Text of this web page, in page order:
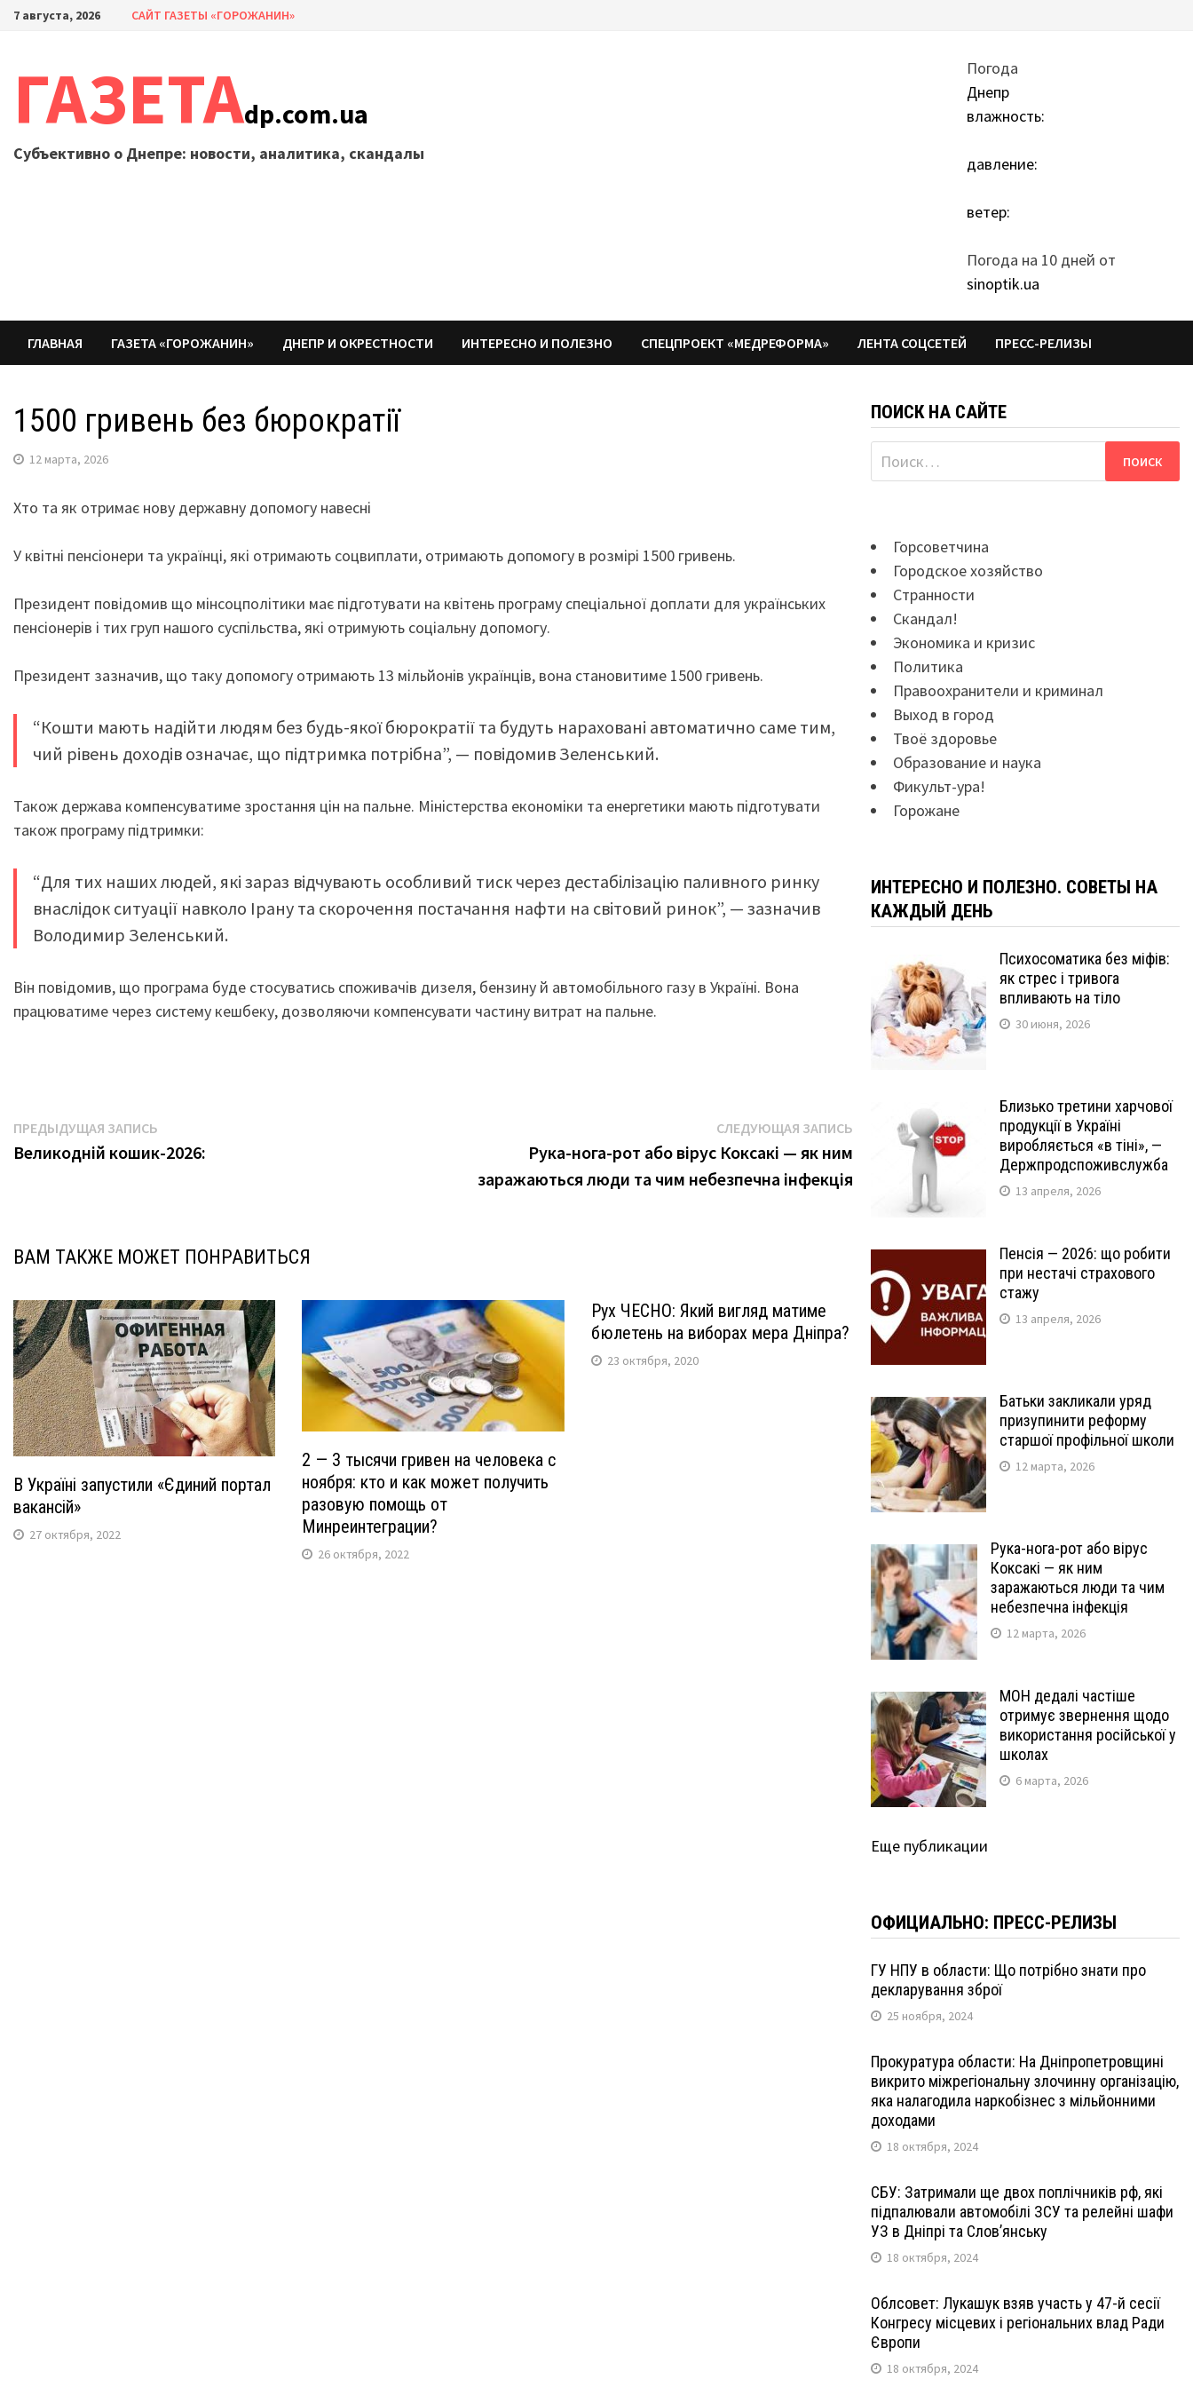
Перейти
7 августа, 2026 САЙТ ГАЗЕТЫ «ГОРОЖАНИН»
ГАЗЕТАdp.com.ua
Субъективно о Днепре: новости, аналитика, скандалы
Погода
Днепр
влажность:
давление:
ветер:
Погода на 10 дней от
sinoptik.ua
ГЛАВНАЯ ГАЗЕТА «ГОРОЖАНИН» ДНЕПР И ОКРЕСТНОСТИ ИНТЕРЕСНО И ПОЛЕЗНО СПЕЦПРОЕКТ «МЕДРЕФОРМА» ЛЕНТА СОЦСЕТЕЙ ПРЕСС-РЕЛИЗЫ
1500 гривень без бюрократії
12 марта, 2026
Хто та як отримає нову державну допомогу навесні
У квітні пенсіонери та українці, які отримають соцвиплати, отримають допомогу в розмірі 1500 гривень.
Президент повідомив що мінсоцполітики має підготувати на квітень програму спеціальної доплати для українських
пенсіонерів і тих груп нашого суспільства, які отримують соціальну допомогу.
Президент зазначив, що таку допомогу отримають 13 мільйонів українців, вона становитиме 1500 гривень.
“Кошти мають надійти людям без будь-якої бюрократії та будуть нараховані автоматично саме тим,
чий рівень доходів означає, що підтримка потрібна”, — повідомив Зеленський.
Також держава компенсуватиме зростання цін на пальне. Міністерства економіки та енергетики мають підготувати
також програму підтримки:
“Для тих наших людей, які зараз відчувають особливий тиск через дестабілізацію паливного ринку
внаслідок ситуації навколо Ірану та скорочення постачання нафти на світовий ринок”, — зазначив
Володимир Зеленський.
Він повідомив, що програма буде стосуватись споживачів дизеля, бензину й автомобільного газу в Україні. Вона
працюватиме через систему кешбеку, дозволяючи компенсувати частину витрат на пальне.
Навигация
по
ПРЕДЫДУЩАЯ ЗАПИСЬ
запись:
Великодній кошик-2026:
СЛЕДУЮЩАЯ ЗАПИСЬ Следующая
запись:
Рука-нога-рот або вірус Коксакі — як ним
заражаються люди та чим небезпечна інфекція
ВАМ ТАКЖЕ МОЖЕТ ПОНРАВИТЬСЯ
В Україні запустили «Єдиний портал
вакансій»
27 октября, 2022
2 — 3 тысячи гривен на человека с
ноября: кто и как может получить
разовую помощь от
Минреинтеграции?
26 октября, 2022
Рух ЧЕСНО: Який вигляд матиме
бюлетень на виборах мера Дніпра?
23 октября, 2020
ПОИСК НА САЙТЕ
Найти:
Горсоветчина
Городское хозяйство
Странности
Скандал!
Экономика и кризис
Политика
Правоохранители и криминал
Выход в город
Твоё здоровье
Образование и наука
Фикульт-ура!
Горожане
ИНТЕРЕСНО И ПОЛЕЗНО. СОВЕТЫ НА
КАЖДЫЙ ДЕНЬ
Психосоматика без міфів:
як стрес і тривога
впливають на тіло
30 июня, 2026
Близько третини харчової
продукції в Україні
виробляється «в тіні», —
Держпродспоживслужба
13 апреля, 2026
Пенсія — 2026: що робити
при нестачі страхового
стажу
13 апреля, 2026
Батьки закликали уряд
призупинити реформу
старшої профільної школи
12 марта, 2026
Рука-нога-рот або вірус
Коксакі — як ним
заражаються люди та чим
небезпечна інфекція
12 марта, 2026
МОН дедалі частіше
отримує звернення щодо
використання російської у
школах
6 марта, 2026
Еще публикации
ОФИЦИАЛЬНО: ПРЕСС-РЕЛИЗЫ
ГУ НПУ в области: Що потрібно знати про
декларування зброї
25 ноября, 2024
Прокуратура области: На Дніпропетровщині
викрито міжрегіональну злочинну організацію,
яка налагодила наркобізнес з мільйонними
доходами
18 октября, 2024
СБУ: Затримали ще двох поплічників рф, які
підпалювали автомобілі ЗСУ та релейні шафи
УЗ в Дніпрі та Слов’янську
18 октября, 2024
Облсовет: Лукашук взяв участь у 47-й сесії
Конгресу місцевих і регіональних влад Ради
Європи
18 октября, 2024